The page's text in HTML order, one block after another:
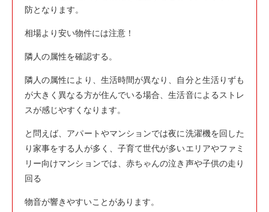
防となります。
相場より安い物件には注意！
隣人の属性を確認する。
隣人の属性により、生活時間が異なり、自分と生活りずも
が大きく異なる方が住んでいる場合、生活音によるストレ
スが感じやすくなります。
と問えば、アパートやマンションでは夜に洗濯機を回した
り家事をする人が多く、子育て世代が多いエリアやファミ
リー向けマンションでは、赤ちゃんの泣き声や子供の走り
回る
物音が響きやすいことがあります。